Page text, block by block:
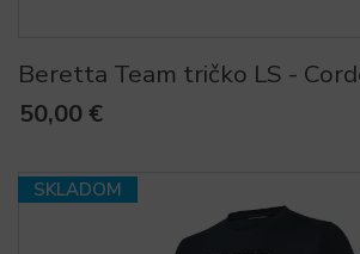
Beretta Team tričko LS -
50,00 €
SKLADOM